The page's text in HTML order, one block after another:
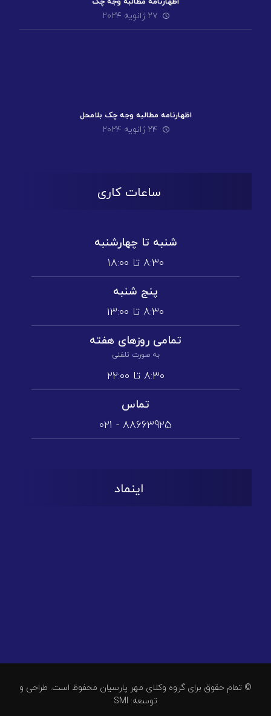
۲۷ ژانویه ۲۰۲۴
اظهارنامه مطالبه وجه چک بلامحل
۲۴ ژانویه ۲۰۲۴
ساعات کاری
شنبه تا چهارشنبه
۸:۳۰ تا ۱۸:۰۰
پنج شنبه
۸:۳۰ تا ۱3:۰۰
تمامی روز‌های هفته
به صورت تلفنی
۸:۳۰ تا ۲۲:۰۰
تماس
88663925 - 021
اینماد
© تمام حقوق برای گروه وکلای مهر پارسیان محفوظ است. طراحی و
توسعه: SMI